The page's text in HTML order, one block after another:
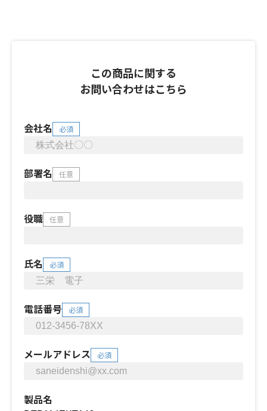
この商品に関する
お問い合わせはこちら
会社名 必須
部署名 任意
役職 任意
氏名 必須
電話番号 必須
メールアドレス 必須
製品名